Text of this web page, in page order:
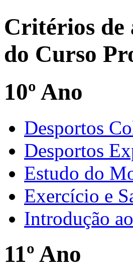
Critérios de
do Curso
10º Ano
Desportos
Desportos
Estudo do
Exercício e
Introdução
11º Ano